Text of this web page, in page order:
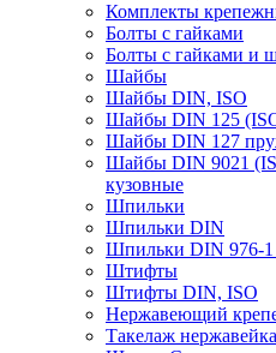
Комплекты
Болты с гайками
Болты с гайками и
Шайбы
Шайбы DIN, ISO
Шайбы DIN 125
Шайбы DIN 127
Шайбы DIN 9021
кузовные
Шпильки
Шпильки DIN
Шпильки DIN 976-1
Штифты
Штифты DIN, ISO
Нержавеющий
Такелаж нержавейка